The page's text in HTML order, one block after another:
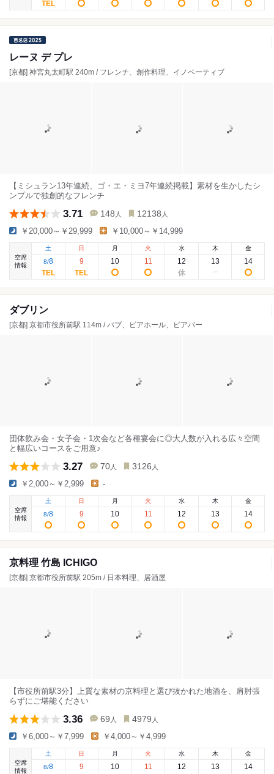
レーヌ デ プレ
[京都] 神宮丸太町駅 240m / フレンチ、創作料理、イノベーティブ
【ミシュラン13年連続、ゴ・エ・ミヨ7年連続掲載】素材を生かしたシ
ンプルで独創的なフレンチ
3.71 148 人 12138 人
￥20,000～￥29,999 ￥10,000～￥14,999
空席
情報
土
8/8
日
9
月
10
火
11
水
12
木
13
金
14
ダブリン
[京都] 京都市役所前駅 114m / パブ、ビアホール、ビアバー
団体飲み会・女子会・1次会など各種宴会に◎大人数が入れる広々空間
と幅広いコースをご用意♪
3.27 70 人 3126 人
￥2,000～￥2,999 -
空席
情報
土
8/8
日
9
月
10
火
11
水
12
木
13
金
14
京料理 竹島 ICHIGO
[京都] 京都市役所前駅 205m / 日本料理、居酒屋
【市役所前駅3分】上質な素材の京料理と選び抜かれた地酒を、肩肘張
らずにご堪能ください
3.36 69 人 4979 人
￥6,000～￥7,999 ￥4,000～￥4,999
空席
情報
土
8/8
日
9
月
10
火
11
水
12
木
13
金
14